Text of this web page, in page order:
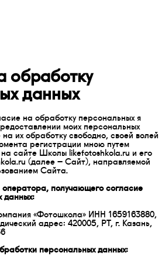
обработку
данных
на обработку персональных я
моих персональных
их обработку свободно, своей волей
регистрации мною путем
сайте Школы likefotoshkola.ru и его
(далее – Сайт), направляемой
Сайта.
получающего согласие
данных:
«Фотошкола» ИНН 1659163880,
адрес: 420005, РТ, г. Казань,
персональных данных: